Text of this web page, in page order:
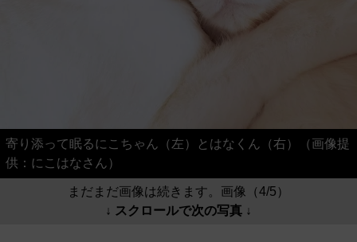
寄り添って眠るにこちゃん（左）とはなくん（右）（画像提
供：にこはなさん）
まだまだ画像は続きます。画像（4/5）
↓ スクロールで次の写真 ↓